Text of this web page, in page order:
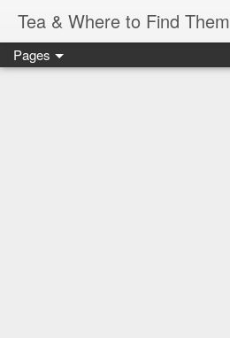
Tea & Where to Find Them
Pages